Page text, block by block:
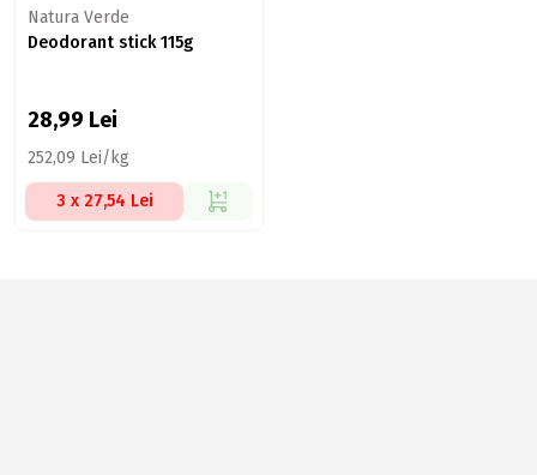
Natura Verde
Deodorant stick 115g
28,99 Lei
252,09 Lei/kg
3 x 27,54 Lei